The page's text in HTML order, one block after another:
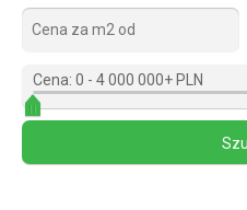
Cena: 0 - 4 000 000+ PLN